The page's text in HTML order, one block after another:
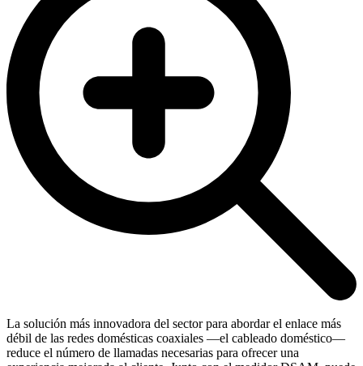
La solución más innovadora del sector para abordar el enlace más
débil de las redes domésticas coaxiales —el cableado doméstico—
reduce el número de llamadas necesarias para ofrecer una